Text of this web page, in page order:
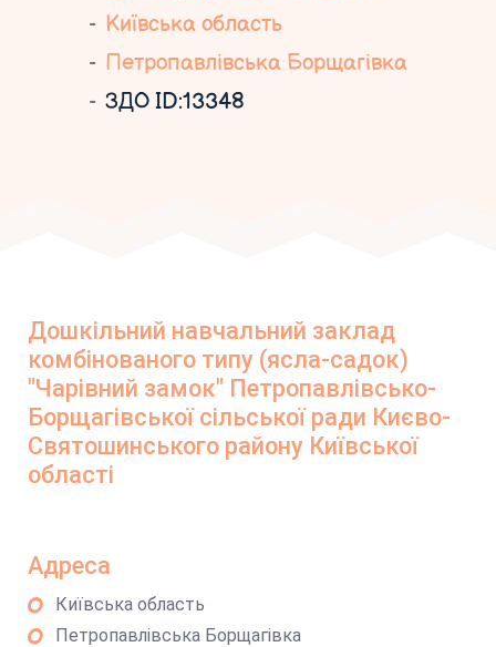
Київська область
Петропавлівська Борщагівка
ЗДО ID:13348
Дошкільний навчальний заклад
комбінованого типу (ясла-садок)
"Чарівний замок" Петропавлівсько-
Борщагівської сільської ради Києво-
Святошинського району Київської
області
Адреса
Київська область
Петропавлівська Борщагівка